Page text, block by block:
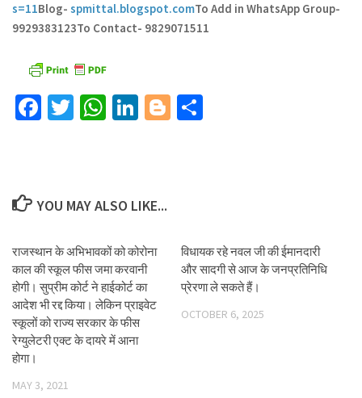
s=11Blog- spmittal.blogspot.comTo Add in WhatsApp Group-
9929383123To Contact- 9829071511
Facebook
TwitterWhatsApp
LinkedIn
Blogger
YOU MAY ALSO LIKE...
राजस्थान के अभिभावकों को कोरोना
काल की स्कूल फीस जमा करवानी
होगी। सुप्रीम कोर्ट ने हाईकोर्ट का
आदेश भी रद्द किया। लेकिन प्राइवेट
स्कूलों को राज्य सरकार के फीस
रेग्युलेटरी एक्ट के दायरे में आना
होगा।
MAY 3, 2021
विधायक रहे नवल जी की ईमानदारी
और सादगी से आज के जनप्रतिनिधि
प्रेरणा ले सकते हैं।
OCTOBER 6, 2025